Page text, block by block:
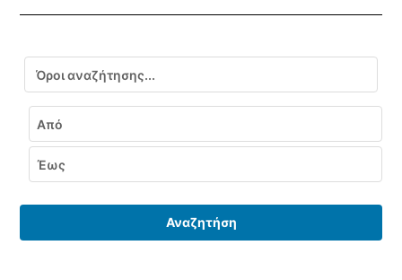
Αναζήτηση
Εύρος ημερομηνιών
Από
Έως
Αναζητήση